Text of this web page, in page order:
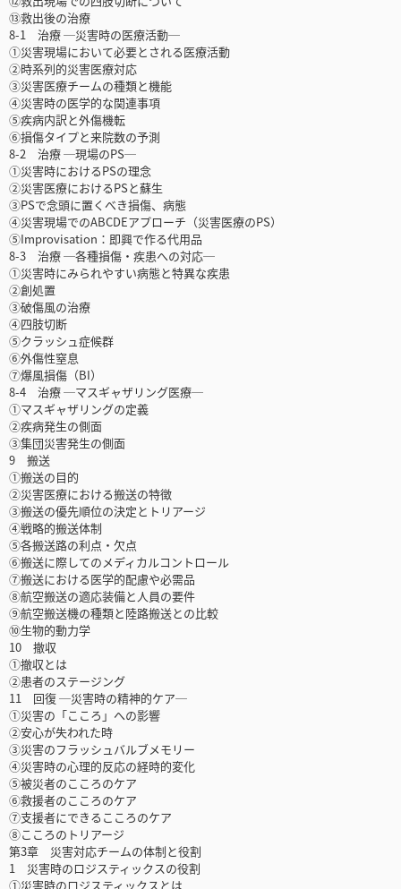
⑬救出後の治療
8-1 治療 ─災害時の医療活動─
①災害現場において必要とされる医療活動
②時系列的災害医療対応
③災害医療チームの種類と機能
④災害時の医学的な関連事項
⑤疾病内訳と外傷機転
⑥損傷タイプと来院数の予測
8-2 治療 ─現場のPS─
①災害時におけるPSの理念
②災害医療におけるPSと蘇生
③PSで念頭に置くべき損傷、病態
④災害現場でのABCDEアプローチ（災害医療のPS）
⑤Improvisation：即興で作る代用品
8-3 治療 ─各種損傷・疾患への対応─
①災害時にみられやすい病態と特異な疾患
②創処置
③破傷風の治療
④四肢切断
⑤クラッシュ症候群
⑥外傷性窒息
⑦爆風損傷（BI）
8-4 治療 ─マスギャザリング医療─
①マスギャザリングの定義
②疾病発生の側面
③集団災害発生の側面
9 搬送
①搬送の目的
②災害医療における搬送の特徴
③搬送の優先順位の決定とトリアージ
④戦略的搬送体制
⑤各搬送路の利点・欠点
⑥搬送に際してのメディカルコントロール
⑦搬送における医学的配慮や必需品
⑧航空搬送の適応装備と人員の要件
⑨航空搬送機の種類と陸路搬送との比較
⑩生物的動力学
10 撤収
①撤収とは
②患者のステージング
11 回復 ─災害時の精神的ケア─
①災害の「こころ」への影響
②安心が失われた時
③災害のフラッシュバルブメモリー
④災害時の心理的反応の経時的変化
⑤被災者のこころのケア
⑥救援者のこころのケア
⑦支援者にできるこころのケア
⑧こころのトリアージ
第3章 災害対応チームの体制と役割
1 災害時のロジスティックスの役割
①災害時のロジスティックスとは